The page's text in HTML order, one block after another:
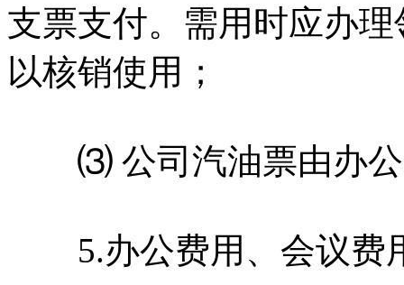
支票支付。需用时应办
以核销使用；
⑶ 公司汽油票由办公
5.办公费用、会议费